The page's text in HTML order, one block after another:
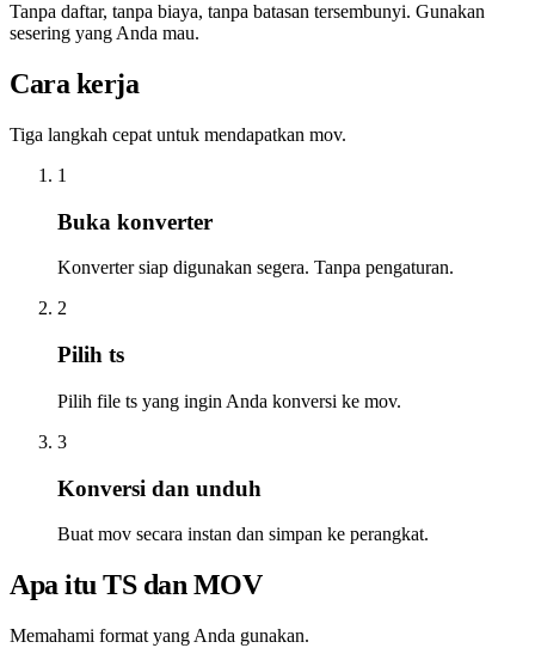
Tanpa daftar, tanpa biaya, tanpa batasan tersembunyi. Gunakan
sesering yang Anda mau.
Cara kerja
Tiga langkah cepat untuk mendapatkan mov.
1
Buka konverter
Konverter siap digunakan segera. Tanpa pengaturan.
2
Pilih ts
Pilih file ts yang ingin Anda konversi ke mov.
3
Konversi dan unduh
Buat mov secara instan dan simpan ke perangkat.
Apa itu TS dan MOV
Memahami format yang Anda gunakan.